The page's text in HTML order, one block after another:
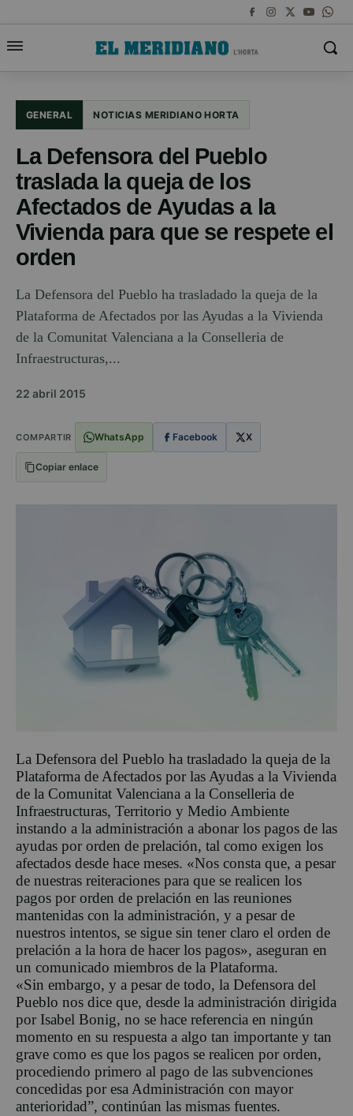
GENERAL NOTICIAS MERIDIANO HORTA
La Defensora del Pueblo
traslada la queja de los
Afectados de Ayudas a la
Vivienda para que se respete el
orden
La Defensora del Pueblo ha trasladado la queja de la
Plataforma de Afectados por las Ayudas a la Vivienda
de la Comunitat Valenciana a la Conselleria de
Infraestructuras,...
22 abril 2015
COMPARTIR WhatsApp Facebook X
Copiar enlace
La Defensora del Pueblo ha trasladado la queja de la
Plataforma de Afectados por las Ayudas a la Vivienda
de la Comunitat Valenciana a la Conselleria de
Infraestructuras, Territorio y Medio Ambiente
instando a la administración a abonar los pagos de las
ayudas por orden de prelación, tal como exigen los
afectados desde hace meses. «Nos consta que, a pesar
de nuestras reiteraciones para que se realicen los
pagos por orden de prelación en las reuniones
mantenidas con la administración, y a pesar de
nuestros intentos, se sigue sin tener claro el orden de
prelación a la hora de hacer los pagos», aseguran en
un comunicado miembros de la Plataforma.
«Sin embargo, y a pesar de todo, la Defensora del
Pueblo nos dice que, desde la administración dirigida
por Isabel Bonig, no se hace referencia en ningún
momento en su respuesta a algo tan importante y tan
grave como es que los pagos se realicen por orden,
procediendo primero al pago de las subvenciones
concedidas por esa Administración con mayor
anterioridad”, continúan las mismas fuentes.